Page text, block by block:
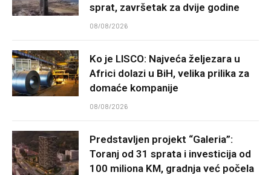
sprat, završetak za dvije godine
08/08/2026
Ko je LISCO: Najveća željezara u
Africi dolazi u BiH, velika prilika za
domaće kompanije
08/08/2026
Predstavljen projekt “Galeria”:
Toranj od 31 sprata i investicija od
100 miliona KM, gradnja već počela